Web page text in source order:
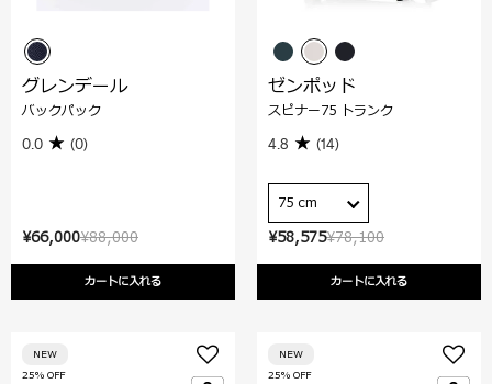
¥88,000
¥66,000
カートに入れる
グレンデール
バックパック
0.0 (0)
¥78,100
¥58,575
カートに入れる
ゼンポッド
スピナー75 トランク
4.8 (14)
75 cm
25% OFF
NEW
25% OFF
NEW